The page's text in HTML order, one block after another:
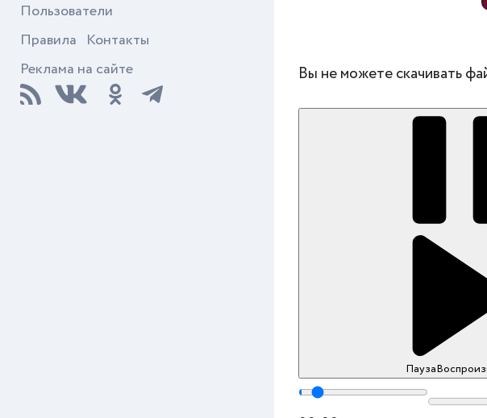
Пользователи
Правила Контакты
Реклама на сайте
Вы не можете скачивать
Пауза